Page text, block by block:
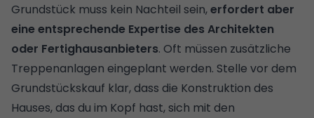
Grundstück muss kein Nachteil sein,erfordert aber
eine entsprechende Expertise des Architekten
oder Fertighausanbieters. Oft müssen zusätzliche
Treppenanlagen eingeplant werden. Stelle vor dem
Grundstückskauf klar, dass die Konstruktion des
Hauses, das du im Kopf hast, sich mit den